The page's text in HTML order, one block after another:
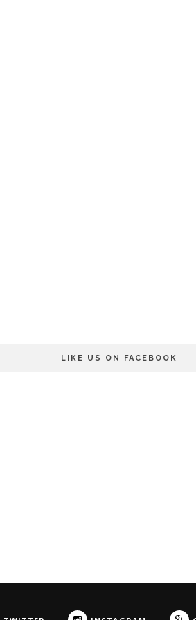
LIKE US ON FACEBOOK